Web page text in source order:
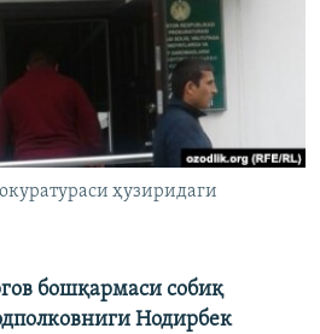
ҳузиридаги
бошқармаси собиқ
Нодирбек